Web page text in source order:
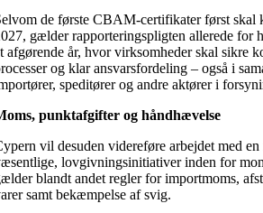
de første CBAM-certifikater først skal
gælder rapporteringspligten allerede for
afgørende år, hvor virksomheder skal sikre
og klar ansvarsfordeling – også i
speditører og andre aktører i
punktafgifter og håndhævelse
vil desuden videreføre arbejdet med
lovgivningsinitiativer inden for
blandt andet regler for importmoms,
samt bekæmpelse af svig.